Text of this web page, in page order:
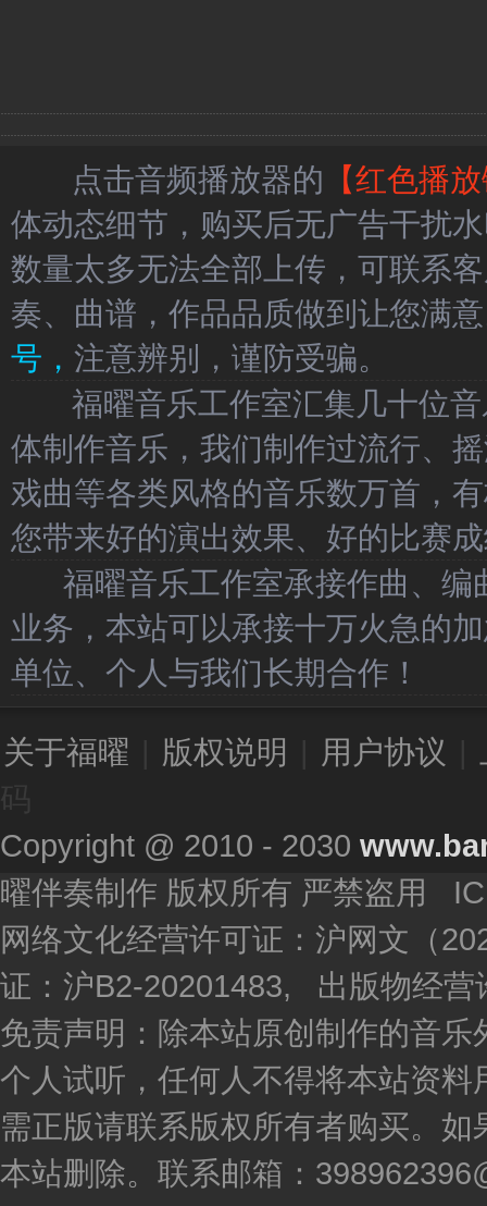
点击音频播放器的 【红色播
体动态细节，购买后无广告干扰
数量太多无法全部上传，可联系
奏、曲谱，作品品质做到让您满
号， 注意辨别，谨防受骗。
福曜音乐工作室汇集几十位音
体制作音乐，我们制作过流行、
戏曲等各类风格的音乐数万首，
您带来好的演出效果、好的比赛
福曜音乐工作室承接作曲、编
业务，本站可以承接十万火急的
单位、个人与我们长期合作！
关于福曜 版权说明 用户协议
Copyright @ 2010 - 2030
曜伴奏制作 版权所有 严禁盗用
网络文化经营许可证：沪网文（
证：沪B2-20201483, 出版物经营
免责声明：除本站原创制作的音
个人试听，任何人不得将本站资
需正版请联系版权所有者购买。
本站删除。联系邮箱：